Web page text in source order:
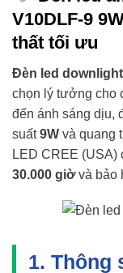
V10DLF-9
thất tối ưu
Đèn led
chọn lý tưởng cho
đến ánh sáng dịu,
suất9W và quang
LED CREE (USA)
30.000 giờvà bảo
1. Thông